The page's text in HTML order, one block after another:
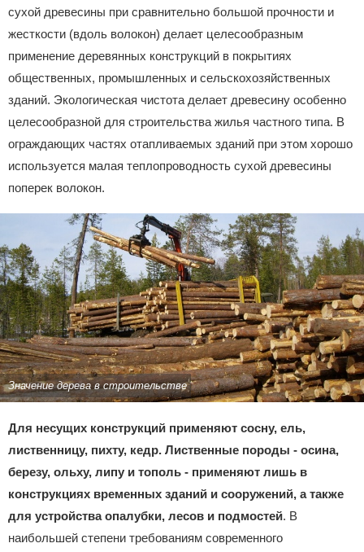
сухой древесины при сравнительно большой прочности и
жесткости (вдоль волокон) делает целесообразным
применение деревянных конструкций в покрытиях
общественных, промышленных и сельскохозяйственных
зданий. Экологическая чистота делает древесину особенно
целесообразной для строительства жилья частного типа. В
ограждающих частях отапливаемых зданий при этом хорошо
используется малая теплопроводность сухой древесины
поперек волокон.
Значение дерева в строительстве
Для несущих конструкций применяют сосну, ель,
лиственницу, пихту, кедр. Лиственные породы - осина,
березу, ольху, липу и тополь - применяют лишь в
конструкциях временных зданий и сооружений, а также
для устройства опалубки, лесов и подмостей. В
наибольшей степени требованиям современного